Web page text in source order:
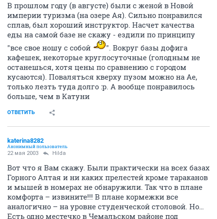
В прошлом году (в августе) были с женой в Новой
империи туризма (на озере Ая). Сильно понравился
сплав, был хороший инструктор. Насчет качества
еды на самой базе не скажу - ездили по принципу
"все свое ношу с собой
". Вокруг базы дофига
кафешек, некоторые круглосуточные (голодным не
останешься, хотя цены по сравнению с городом
кусаются). Поваляться кверху пузом можно на Ае,
только лезть туда долго :p. А вообще понравилось
больше, чем в Катуни
ОТВЕТИТЬ
katerina8282
Анонимный пользователь
22 мая 2003 Hilda
Вот что я Вам скажу. Были практически на всех базах
Горного Алтая и ни каких прелестей кроме тараканов
и мышей в номерах не обнаружили. Так что в плане
комфорта – извините!!! В плане кормежки все
аналогично – на уровне студенческой столовой. Но…
Есть одно местечко в Чемальском районе под